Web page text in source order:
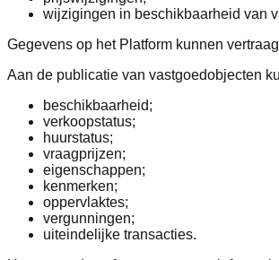
wijzigingen in beschikbaarheid van
Gegevens op het Platform kunnen
Aan de publicatie van vastgoedobjecten
beschikbaarheid;
verkoopstatus;
huurstatus;
vraagprijzen;
eigenschappen;
kenmerken;
oppervlaktes;
vergunningen;
uiteindelijke transacties.